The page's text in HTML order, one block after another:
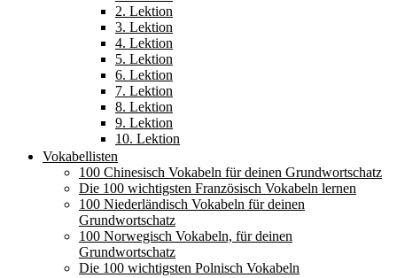
2. Lektion
3. Lektion
4. Lektion
5. Lektion
6. Lektion
7. Lektion
8. Lektion
9. Lektion
10. Lektion
Vokabellisten
100 Chinesisch Vokabeln für deinen Grundwortschatz
Die 100 wichtigsten Französisch Vokabeln lernen
100 Niederländisch Vokabeln für deinen
Grundwortschatz
100 Norwegisch Vokabeln, für deinen
Grundwortschatz
Die 100 wichtigsten Polnisch Vokabeln